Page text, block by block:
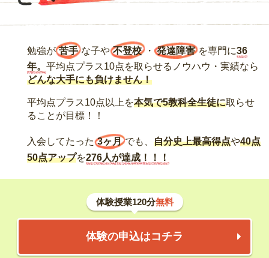
勉強が 苦手 な子や 不登校 ・ 発達障害 を専門に36
年。平均点プラス10点を取らせるノウハウ・実績なら
どんな大手にも負けません！
平均点プラス10点以上を本気で5教科全生徒に取らせ
ることが目標！！
入会してたった 3ヶ月 でも、自分史上最高得点や40点
50点アップを276人が達成！！！
体験授業120分無料
体験の申込はコチラ